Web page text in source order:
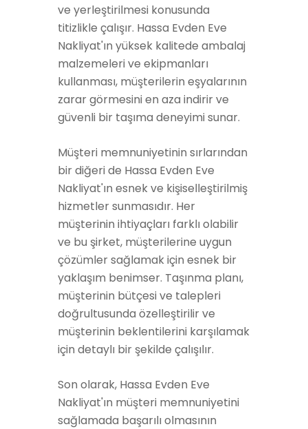
ve yerleştirilmesi konusunda
titizlikle çalışır. Hassa Evden Eve
Nakliyat'ın yüksek kalitede ambalaj
malzemeleri ve ekipmanları
kullanması, müşterilerin eşyalarının
zarar görmesini en aza indirir ve
güvenli bir taşıma deneyimi sunar.
Müşteri memnuniyetinin sırlarından
bir diğeri de Hassa Evden Eve
Nakliyat'ın esnek ve kişiselleştirilmiş
hizmetler sunmasıdır. Her
müşterinin ihtiyaçları farklı olabilir
ve bu şirket, müşterilerine uygun
çözümler sağlamak için esnek bir
yaklaşım benimser. Taşınma planı,
müşterinin bütçesi ve talepleri
doğrultusunda özelleştirilir ve
müşterinin beklentilerini karşılamak
için detaylı bir şekilde çalışılır.
Son olarak, Hassa Evden Eve
Nakliyat'ın müşteri memnuniyetini
sağlamada başarılı olmasının